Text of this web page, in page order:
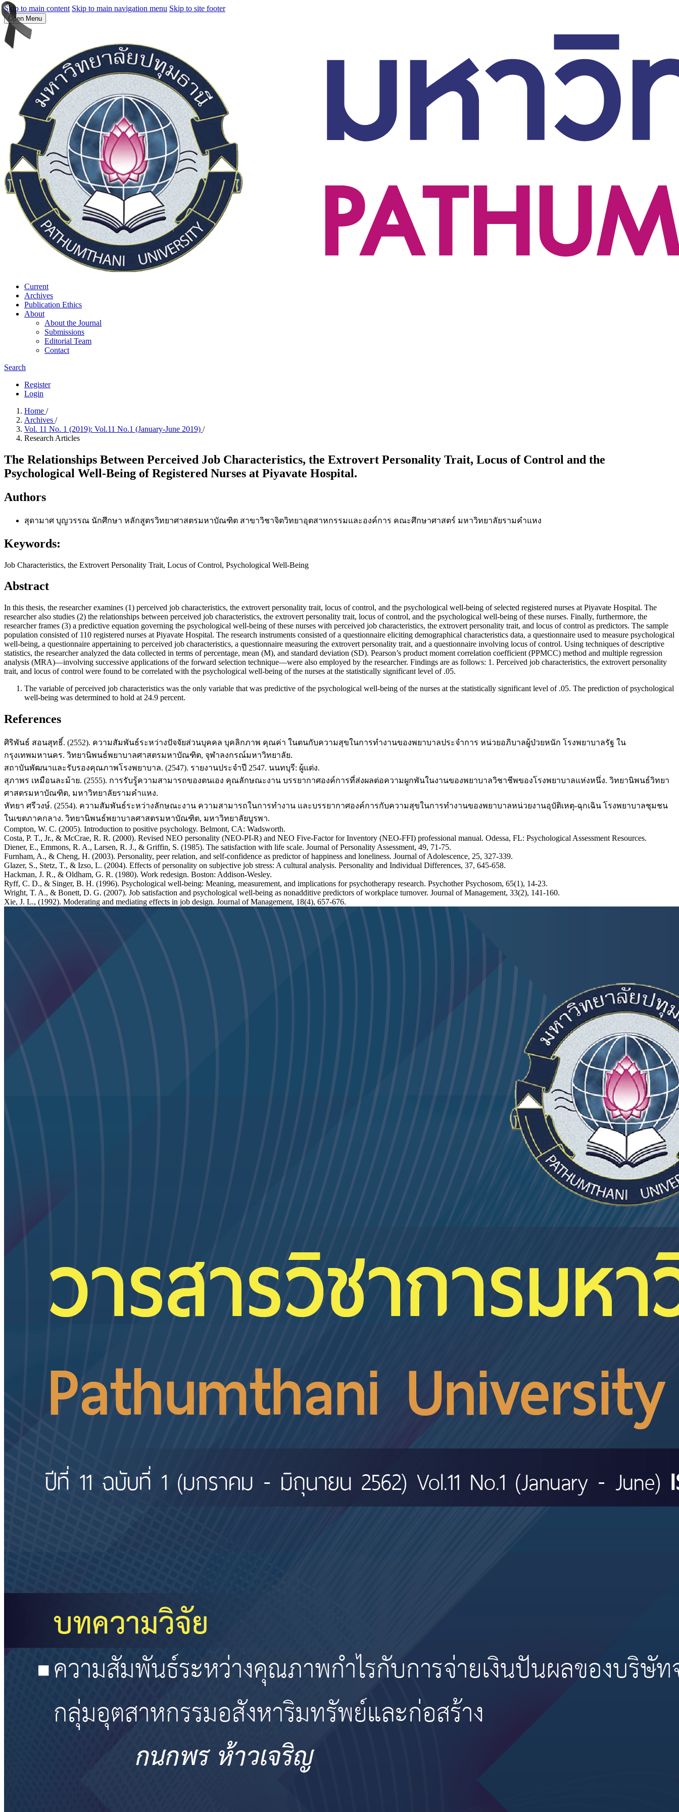
Skip to main content Skip to main navigation menu Skip to site footer
Open Menu
Current
Archives
Publication Ethics
About
About the Journal
Submissions
Editorial Team
Contact
Search
Register
Login
Home /
Archives /
Vol. 11 No. 1 (2019): Vol.11 No.1 (January-June 2019) /
Research Articles
The Relationships Between Perceived Job Characteristics, the Extrovert Personality Trait, Locus of Control and the
Psychological Well-Being of Registered Nurses at Piyavate Hospital.
Authors
สุดามาศ บุญวรรณ นักศึกษา หลักสูตรวิทยาศาสตรมหาบัณฑิต สาขาวิชาจิตวิทยาอุตสาหกรรมและองค์การ คณะศึกษาศาสตร์ มหาวิทยาลัยรามคำแหง
Keywords:
Job Characteristics, the Extrovert Personality Trait, Locus of Control, Psychological Well-Being
Abstract
In this thesis, the researcher examines (1) perceived job characteristics, the extrovert personality trait, locus of control, and the psychological well-being of selected registered nurses at Piyavate Hospital. The
researcher also studies (2) the relationships between perceived job characteristics, the extrovert personality trait, locus of control, and the psychological well-being of these nurses. Finally, furthermore, the
researcher frames (3) a predictive equation governing the psychological well-being of these nurses with perceived job characteristics, the extrovert personality trait, and locus of control as predictors. The sample
population consisted of 110 registered nurses at Piyavate Hospital. The research instruments consisted of a questionnaire eliciting demographical characteristics data, a questionnaire used to measure psychological
well-being, a questionnaire appertaining to perceived job characteristics, a questionnaire measuring the extrovert personality trait, and a questionnaire involving locus of control. Using techniques of descriptive
statistics, the researcher analyzed the data collected in terms of percentage, mean (M), and standard deviation (SD). Pearson’s product moment correlation coefficient (PPMCC) method and multiple regression
analysis (MRA)—involving successive applications of the forward selection technique—were also employed by the researcher. Findings are as follows: 1. Perceived job characteristics, the extrovert personality
trait, and locus of control were found to be correlated with the psychological well-being of the nurses at the statistically significant level of .05.
The variable of perceived job characteristics was the only variable that was predictive of the psychological well-being of the nurses at the statistically significant level of .05. The prediction of psychological
well-being was determined to hold at 24.9 percent.
References
ศิริพันธ์ สอนสุทธิ์. (2552). ความสัมพันธ์ระหว่างปัจจัยส่วนบุคคล บุคลิกภาพ คุณค่า ในตนกับความสุขในการทำงานของพยาบาลประจำการ หน่วยอภิบาลผู้ป่วยหนัก โรงพยาบาลรัฐ ใน
กรุงเทพมหานคร. วิทยานิพนธ์พยาบาลศาสตรมหาบัณฑิต, จุฬาลงกรณ์มหาวิทยาลัย.
สถาบันพัฒนาและรับรองคุณภาพโรงพยาบาล. (2547). รายงานประจำปี 2547. นนทบุรี: ผู้แต่ง.
สุภาพร เหมือนละม้าย. (2555). การรับรู้ความสามารถของตนเอง คุณลักษณะงาน บรรยากาศองค์การที่ส่งผลต่อความผูกพันในงานของพยาบาลวิชาชีพของโรงพยาบาลแห่งหนึ่ง. วิทยานิพนธ์วิทยา
ศาสตรมหาบัณฑิต, มหาวิทยาลัยรามคำแหง.
หัทยา ศรีวงษ์. (2554). ความสัมพันธ์ระหว่างลักษณะงาน ความสามารถในการทำงาน และบรรยากาศองค์การกับความสุขในการทำงานของพยาบาลหน่วยงานอุบัติเหตุ-ฉุกเฉิน โรงพยาบาลชุมชน
ในเขตภาคกลาง. วิทยานิพนธ์พยาบาลศาสตรมหาบัณฑิต, มหาวิทยาลัยบูรพา.
Compton, W. C. (2005). Introduction to positive psychology. Belmont, CA: Wadsworth.
Costa, P. T., Jr., & McCrae, R. R. (2000). Revised NEO personality (NEO-PI-R) and NEO Five-Factor for Inventory (NEO-FFI) professional manual. Odessa, FL: Psychological Assessment Resources.
Diener, E., Emmons, R. A., Larsen, R. J., & Griffin, S. (1985). The satisfaction with life scale. Journal of Personality Assessment, 49, 71-75.
Furnham, A., & Cheng, H. (2003). Personality, peer relation, and self-confidence as predictor of happiness and loneliness. Journal of Adolescence, 25, 327-339.
Glazer, S., Stetz, T., & Izso, L. (2004). Effects of personality on subjective job stress: A cultural analysis. Personality and Individual Differences, 37, 645-658.
Hackman, J. R., & Oldham, G. R. (1980). Work redesign. Boston: Addison-Wesley.
Ryff, C. D., & Singer, B. H. (1996). Psychological well-being: Meaning, measurement, and implications for psychotherapy research. Psychother Psychosom, 65(1), 14-23.
Wright, T. A., & Bonett, D. G. (2007). Job satisfaction and psychological well-being as nonadditive predictors of workplace turnover. Journal of Management, 33(2), 141-160.
Xie, J. L., (1992). Moderating and mediating effects in job design. Journal of Management, 18(4), 657-676.